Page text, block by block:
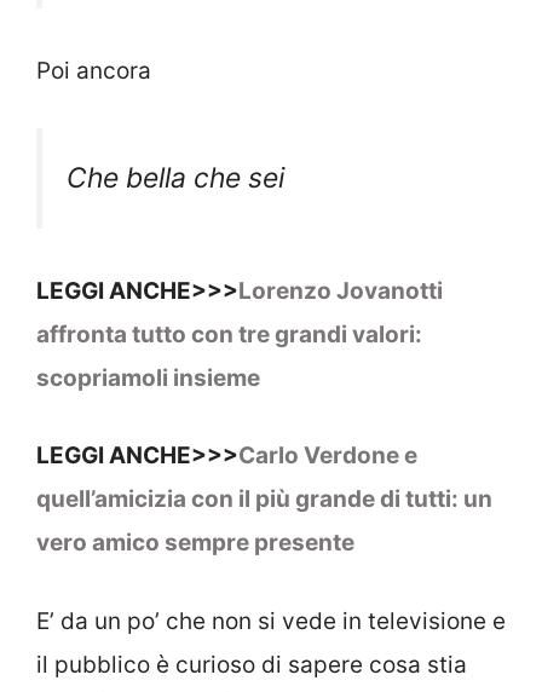
Poi ancora
Che bella che sei
LEGGI ANCHE>>>Lorenzo Jovanotti
affronta tutto con tre grandi valori:
scopriamoli insieme
LEGGI ANCHE>>>Carlo Verdone e
quell’amicizia con il più grande di tutti: un
vero amico sempre presente
E’ da un po’ che non si vede in televisione e
il pubblico è curioso di sapere cosa stia